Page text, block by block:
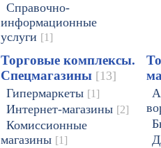
Справочно-
информационные
услуги [1]
Торговые комплексы.
Спецмагазины [13]
Гипермаркеты [1]
Интернет-магазины [2]
Комиссионные
магазины [1]